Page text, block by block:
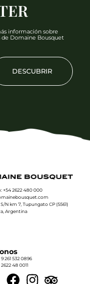
información sobre
de Domaine Bousquet
DESCUBRIR
+54 2622 480 000
N km 7, Tupungato CP (5561)
Argentina
261 532 0896
48 0011